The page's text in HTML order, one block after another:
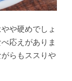
や硬めでしょ
応えがありま
らもススりや